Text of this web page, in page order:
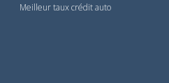
Meilleur taux crédit auto